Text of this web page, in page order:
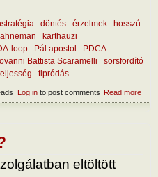
döntés érzelmek
hosszú
karthauzi
loop Pál apostol
PDCA-
Battista Scaramelli
sorsfordító
tipródás
Read more
Log into post comments
eltöltött